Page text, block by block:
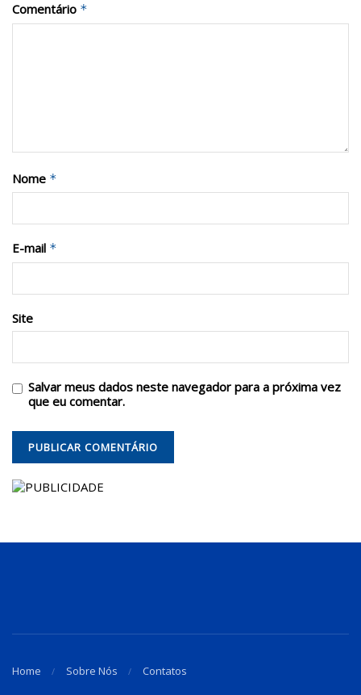
Comentário *
Nome *
E-mail *
Site
Salvar meus dados neste navegador para a próxima vez
que eu comentar.
Home Sobre Nós Contatos